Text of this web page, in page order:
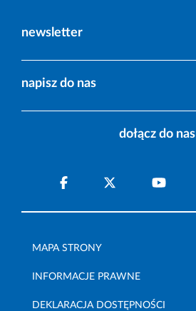
newsletter
napisz do nas
dołącz do nas
MAPA STRONY
INFORMACJE PRAWNE
DEKLARACJA DOSTĘPNOŚCI